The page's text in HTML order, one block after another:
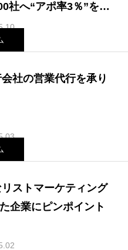
社へ“アポ率3％”を実
設計
社の営業代行を承り
ストマーケティング
企業にピンポイント